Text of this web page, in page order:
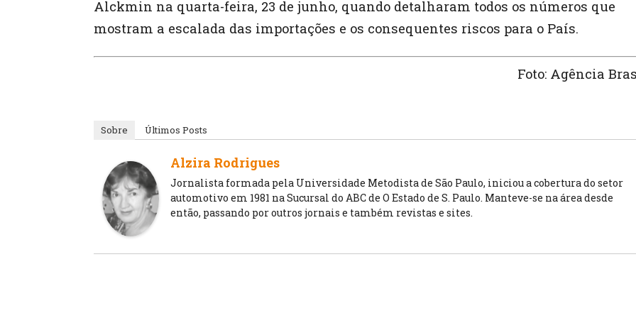
Alckmin na quarta-feira, 23 de junho, quando detalharam todos os números que
mostram a escalada das importações e os consequentes riscos para o País.
Foto: Agência
Sobre Últimos Posts
Alzira Rodrigues
Jornalista formada pela Universidade Metodista de São Paulo, iniciou a cobertura do setor
automotivo em 1981 na Sucursal do ABC de O Estado de S. Paulo. Manteve-se na área desde
então, passando por outros jornais e também revistas e sites.